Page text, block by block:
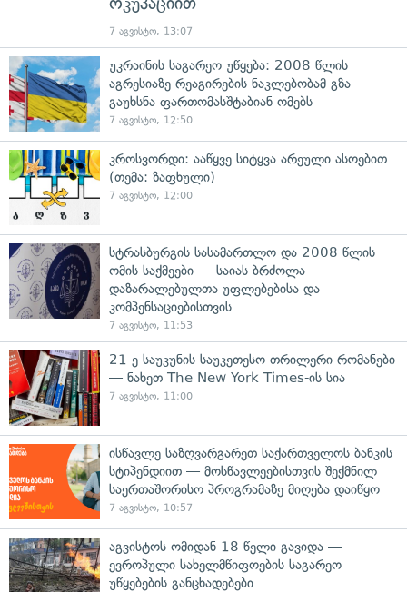
7 აგვისტო, 13:07
უკრაინის საგარეო უწყება: 2008 წლის
აგრესიაზე რეაგირების ნაკლებობამ გზა
გაუხსნა ფართომასშტაბიან ომებს
7 აგვისტო, 12:50
კროსვორდი: ააწყვე სიტყვა არეული ასოებით
(თემა: ზაფხული)
7 აგვისტო, 12:00
სტრასბურგის სასამართლო და 2008 წლის
ომის საქმეები — საიას ბრძოლა
დაზარალებულთა უფლებებისა და
კომპენსაციებისთვის
7 აგვისტო, 11:53
21-ე საუკუნის საუკეთესო თრილერი რომანები
— ნახეთ The New York Times-ის სია
7 აგვისტო, 11:00
ისწავლე საზღვარგარეთ საქართველოს ბანკის
სტიპენდიით — მოსწავლეებისთვის შექმნილ
საერთაშორისო პროგრამაზე მიღება დაიწყო
7 აგვისტო, 10:57
აგვისტოს ომიდან 18 წელი გავიდა —
ევროპული სახელმწიფოების საგარეო
უწყებების განცხადებები